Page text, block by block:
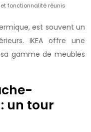
fonctionnalité réunis
est souvent un
IKEA offre une
gamme de meubles
un tour